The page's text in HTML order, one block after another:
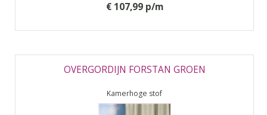
€ 107,99 p/m
OVERGORDIJN FORSTAN GROEN
Kamerhoge stof